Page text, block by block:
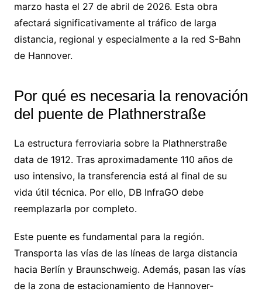
marzo hasta el 27 de abril de 2026. Esta obra
afectará significativamente al tráfico de larga
distancia, regional y especialmente a la red S-Bahn
de Hannover.
Por qué es necesaria la renovación
del puente de Plathnerstraße
La estructura ferroviaria sobre la Plathnerstraße
data de 1912. Tras aproximadamente 110 años de
uso intensivo, la transferencia está al final de su
vida útil técnica. Por ello, DB InfraGO debe
reemplazarla por completo.
Este puente es fundamental para la región.
Transporta las vías de las líneas de larga distancia
hacia Berlín y Braunschweig. Además, pasan las vías
de la zona de estacionamiento de Hannover-